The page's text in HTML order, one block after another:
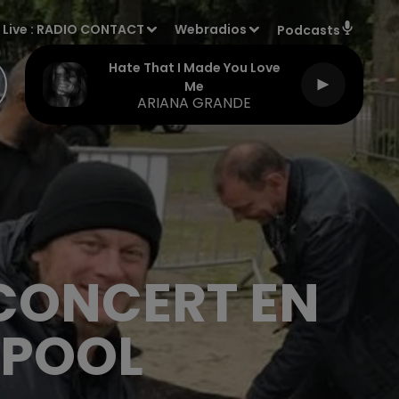
Live : RADIO CONTACT Webradios Podcasts
Hate That I Made You Love
Me
ARIANA GRANDE
EN